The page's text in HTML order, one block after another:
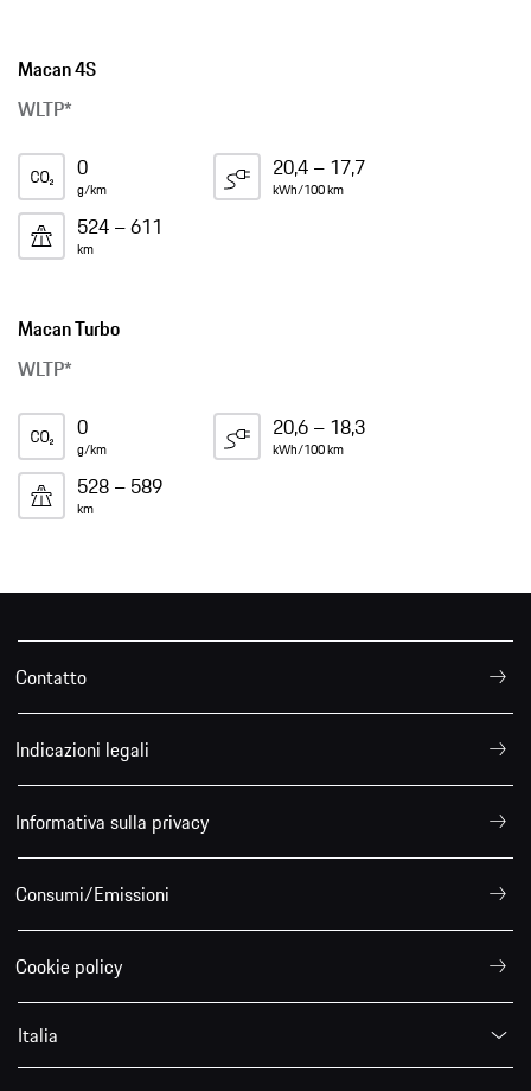
Macan 4S
WLTP*
0
g/km
20,4 – 17,7
kWh/100 km
524 – 611
km
Macan Turbo
WLTP*
0
g/km
20,6 – 18,3
kWh/100 km
528 – 589
km
Contatto
Indicazioni legali
Informativa sulla privacy
Consumi/Emissioni
Cookie policy
Italia